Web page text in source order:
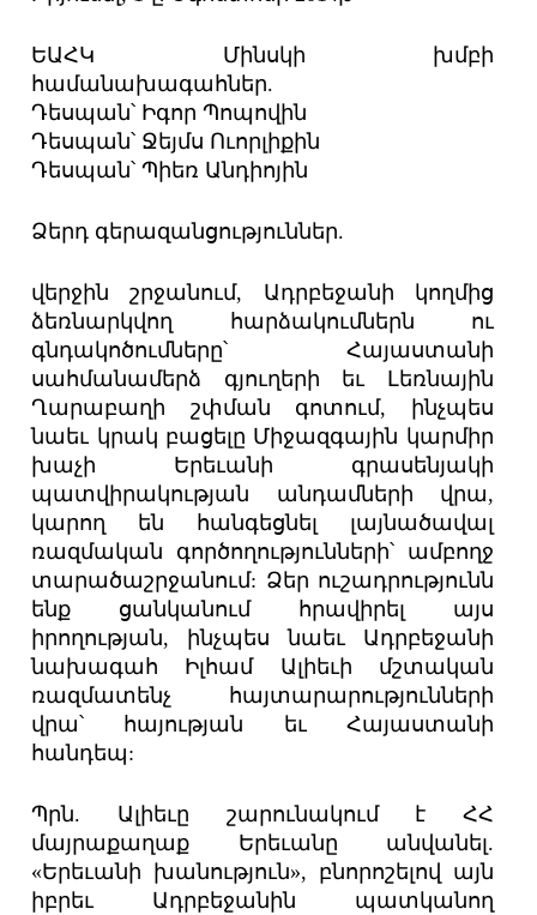
ԵԱՀԿ Մինսկի խմբի
համանախագահներ.
Դեսպան՝ Իգոր Պոպովին
Դեսպան՝ Ջեյմս Ուորլիքին
Դեսպան՝ Պիեռ Անդիոյին
Ձերդ գերազանցություններ.
վերջին շրջանում, Ադրբեջանի կողմից
ձեռնարկվող հարձակումներն ու
գնդակոծումները՝ Հայաստանի
սահմանամերձ գյուղերի եւ Լեռնային
Ղարաբաղի շփման գոտում, ինչպես
նաեւ կրակ բացելը Միջազգային կարմիր
խաչի Երեւանի գրասենյակի
պատվիրակության անդամների վրա,
կարող են հանգեցնել լայնածավալ
ռազմական գործողությունների՝ ամբողջ
տարածաշրջանում: Ձեր ուշադրությունն
ենք ցանկանում հրավիրել այս
իրողության, ինչպես նաեւ Ադրբեջանի
նախագահ Իլհամ Ալիեւի մշտական
ռազմատենչ հայտարարությունների
վրա՝ հայության եւ Հայաստանի
հանդեպ:
Պրն. Ալիեւը շարունակում է ՀՀ
մայրաքաղաք Երեւանը անվանել.
«Երեւանի խանություն», բնորոշելով այն
իբրեւ Ադրբեջանին պատկանող